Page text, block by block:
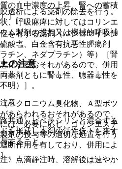
透析による薬剤の除去を行う。
、呼吸麻痺に対してはコリンエ
ム製剤の投与又は機械的呼吸補
の注意
意
共通〉ピペラシリンと混合する
を形成し本剤の活性低下を来す
すること。
〉点滴静注時、溶解後は速やか
の血中濃度の上昇、腎への蓄積
］。
を有する薬剤（バンコマイシン
酸塩、白金含有抗悪性腫瘍剤
チン、ネダプラチン）等）［腎
化するおそれがあるので、併用
薬剤ともに腎毒性、聴器毒性を
明）］。
ベクロニウム臭化物、Ａ型ボツ
あらわれるおそれがあるので、
は、必要に応じ、コリンエステ
剤の投与等の適切な処置を行う
断作用を有しており、併用によ
。